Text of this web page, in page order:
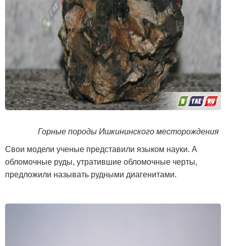
Горные породы Ишкининского месторождения
Свои модели ученые представили языком науки. А
обломочные руды, утратившие обломочные черты,
предложили называть рудными диагенитами.